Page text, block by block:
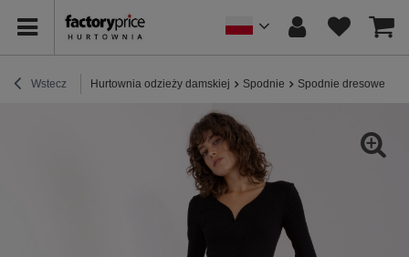
Wstecz Hurtownia odzieży damskiej Spodnie Spodnie dresowe